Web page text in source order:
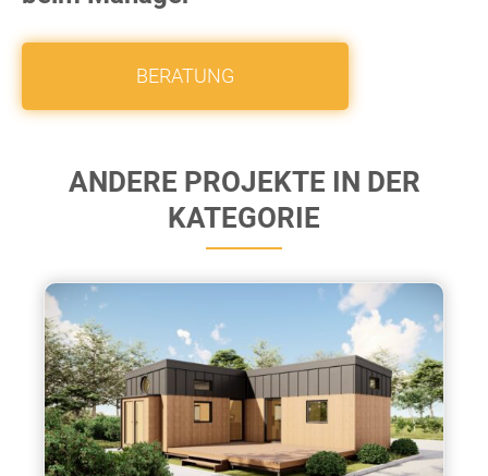
BERATUNG
ANDERE PROJEKTE IN DER
KATEGORIE